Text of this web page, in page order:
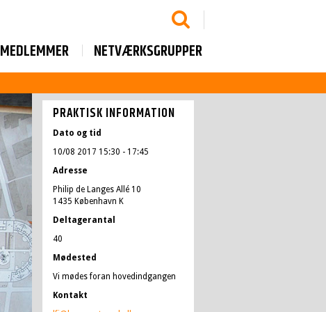
MEDLEMMER NETVÆRKSGRUPPER
PRAKTISK INFORMATION
Dato og tid
10/08 2017 15:30 - 17:45
Adresse
Philip de Langes Allé 10
1435 København K
Deltagerantal
40
Mødested
Vi mødes foran hovedindgangen
Kontakt